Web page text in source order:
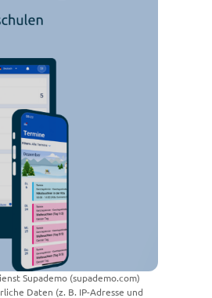
Supademo (supademo.com)
Daten (z. B. IP-Adresse und